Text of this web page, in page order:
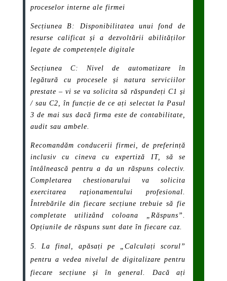
proceselor interne ale firmei
Secțiunea B: Disponibilitatea unui fond de
resurse calificat și a dezvoltării abilităților
legate de competențele digitale
Secțiunea C: Nivel de automatizare în
legătură cu procesele și natura serviciilor
prestate – vi se va solicita să răspundeți C1 și
/ sau C2, în funcție de ce ați selectat la Pasul
3 de mai sus dacă firma este de contabilitate,
audit sau ambele.
Recomandăm conducerii firmei, de preferință
inclusiv cu cineva cu expertiză IT, să se
întâlnească pentru a da un răspuns colectiv.
Completarea chestionarului va solicita
exercitarea raţionamentului profesional.
Întrebările din fiecare secțiune trebuie să fie
completate utilizând coloana „Răspuns”.
Opțiunile de răspuns sunt date în fiecare caz.
La final, apăsați pe „Calculați scorul”
pentru a vedea nivelul de digitalizare pentru
fiecare secțiune și în general. Dacă ați